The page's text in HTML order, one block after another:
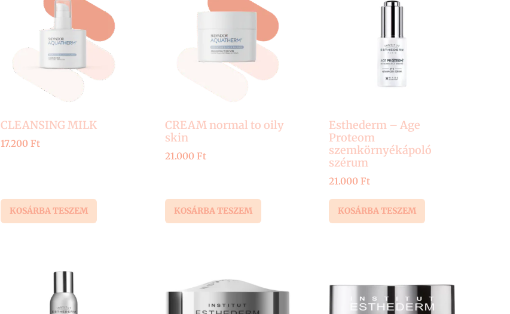
CLEANSING MILK
17.200 Ft
KOSÁRBA TESZEM
CREAM normal to oily
skin
21.000 Ft
KOSÁRBA TESZEM
Esthederm – Age
Proteom
szemkörnyékápoló
szérum
21.000Ft
KOSÁRBA TESZEM